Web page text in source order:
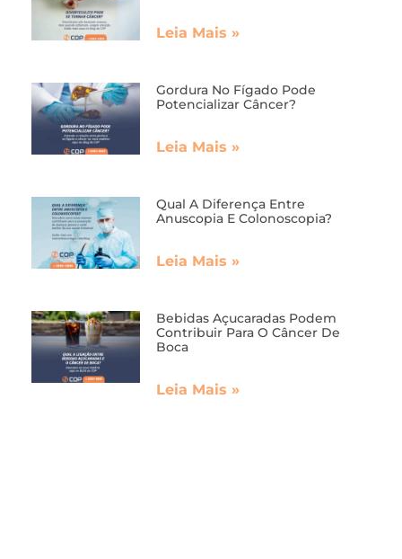
Leia Mais »
Gordura No Fígado Pode
Potencializar Câncer?
Leia Mais »
Qual A Diferença Entre
Anuscopia E Colonoscopia?
Leia Mais »
Bebidas Açucaradas Podem
Contribuir Para O Câncer De
Boca
Leia Mais »